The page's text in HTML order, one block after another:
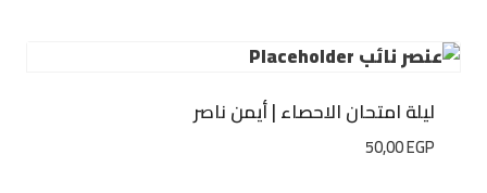
ليلة امتحان الاحصاء | أيمن ناصر
50,00EGP